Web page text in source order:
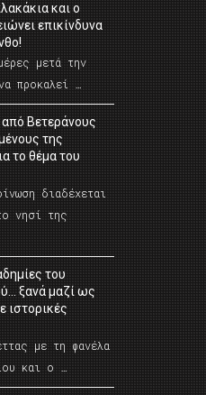
και ο
επικίνδυνα
μετά την
προκαλεί …
Βετεράνους
της
το θέμα του
διαδέχεται
νησί της
του
ξανά μαζί ως
ιστορικές
με τη φανέλα
και ο …